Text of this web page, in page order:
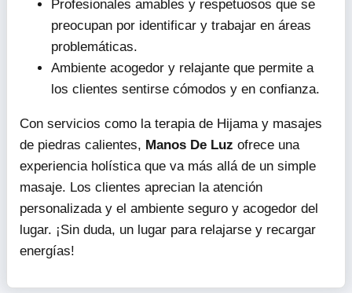
Profesionales amables y respetuosos que se
preocupan por identificar y trabajar en áreas
problemáticas.
Ambiente acogedor y relajante que permite a
los clientes sentirse cómodos y en confianza.
Con servicios como la terapia de Hijama y masajes
de piedras calientes, Manos De Luz ofrece una
experiencia holística que va más allá de un simple
masaje. Los clientes aprecian la atención
personalizada y el ambiente seguro y acogedor del
lugar. ¡Sin duda, un lugar para relajarse y recargar
energías!